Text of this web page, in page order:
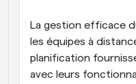
La gestion efficace
les équipes à
planification
avec leurs